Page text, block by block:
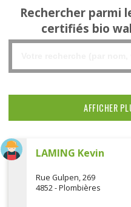
Rechercher parmi
certifiés bio
LAMING Kevin
Rue Gulpen, 269
4852 - Plombières
AFFICHER